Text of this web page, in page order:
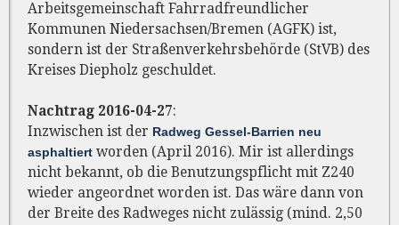
Arbeitsgemeinschaft Fahrradfreundlicher
Kommunen Niedersachsen/Bremen (AGFK) ist,
sondern ist der Straßenverkehrsbehörde (StVB) des
Kreises Diepholz geschuldet.
Nachtrag 2016-04-27:
Inzwischen ist der Radweg Gessel-Barrien neu
asphaltiert worden (April 2016). Mir ist allerdings
nicht bekannt, ob die Benutzungspflicht mit Z240
wieder angeordnet worden ist. Das wäre dann von
der Breite des Radweges nicht zulässig (mind. 2,50